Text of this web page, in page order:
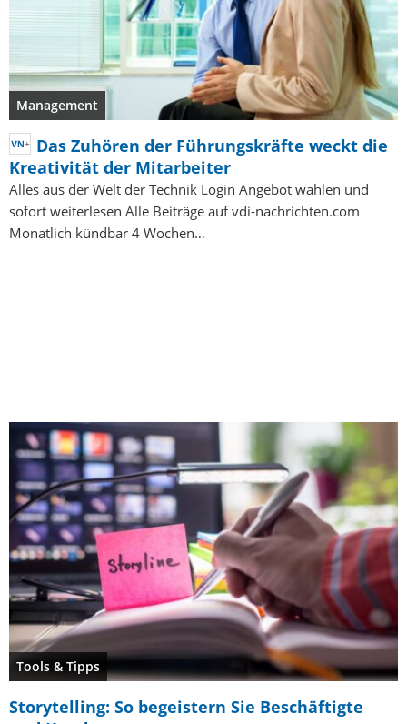
Management
Das Zuhören der Führungskräfte weckt die
Kreativität der Mitarbeiter
Alles aus der Welt der Technik Login Angebot wählen und
sofort weiterlesen Alle Beiträge auf vdi-nachrichten.com
Monatlich kündbar 4 Wochen…
Tools & Tipps
Storytelling: So begeistern Sie Beschäftigte